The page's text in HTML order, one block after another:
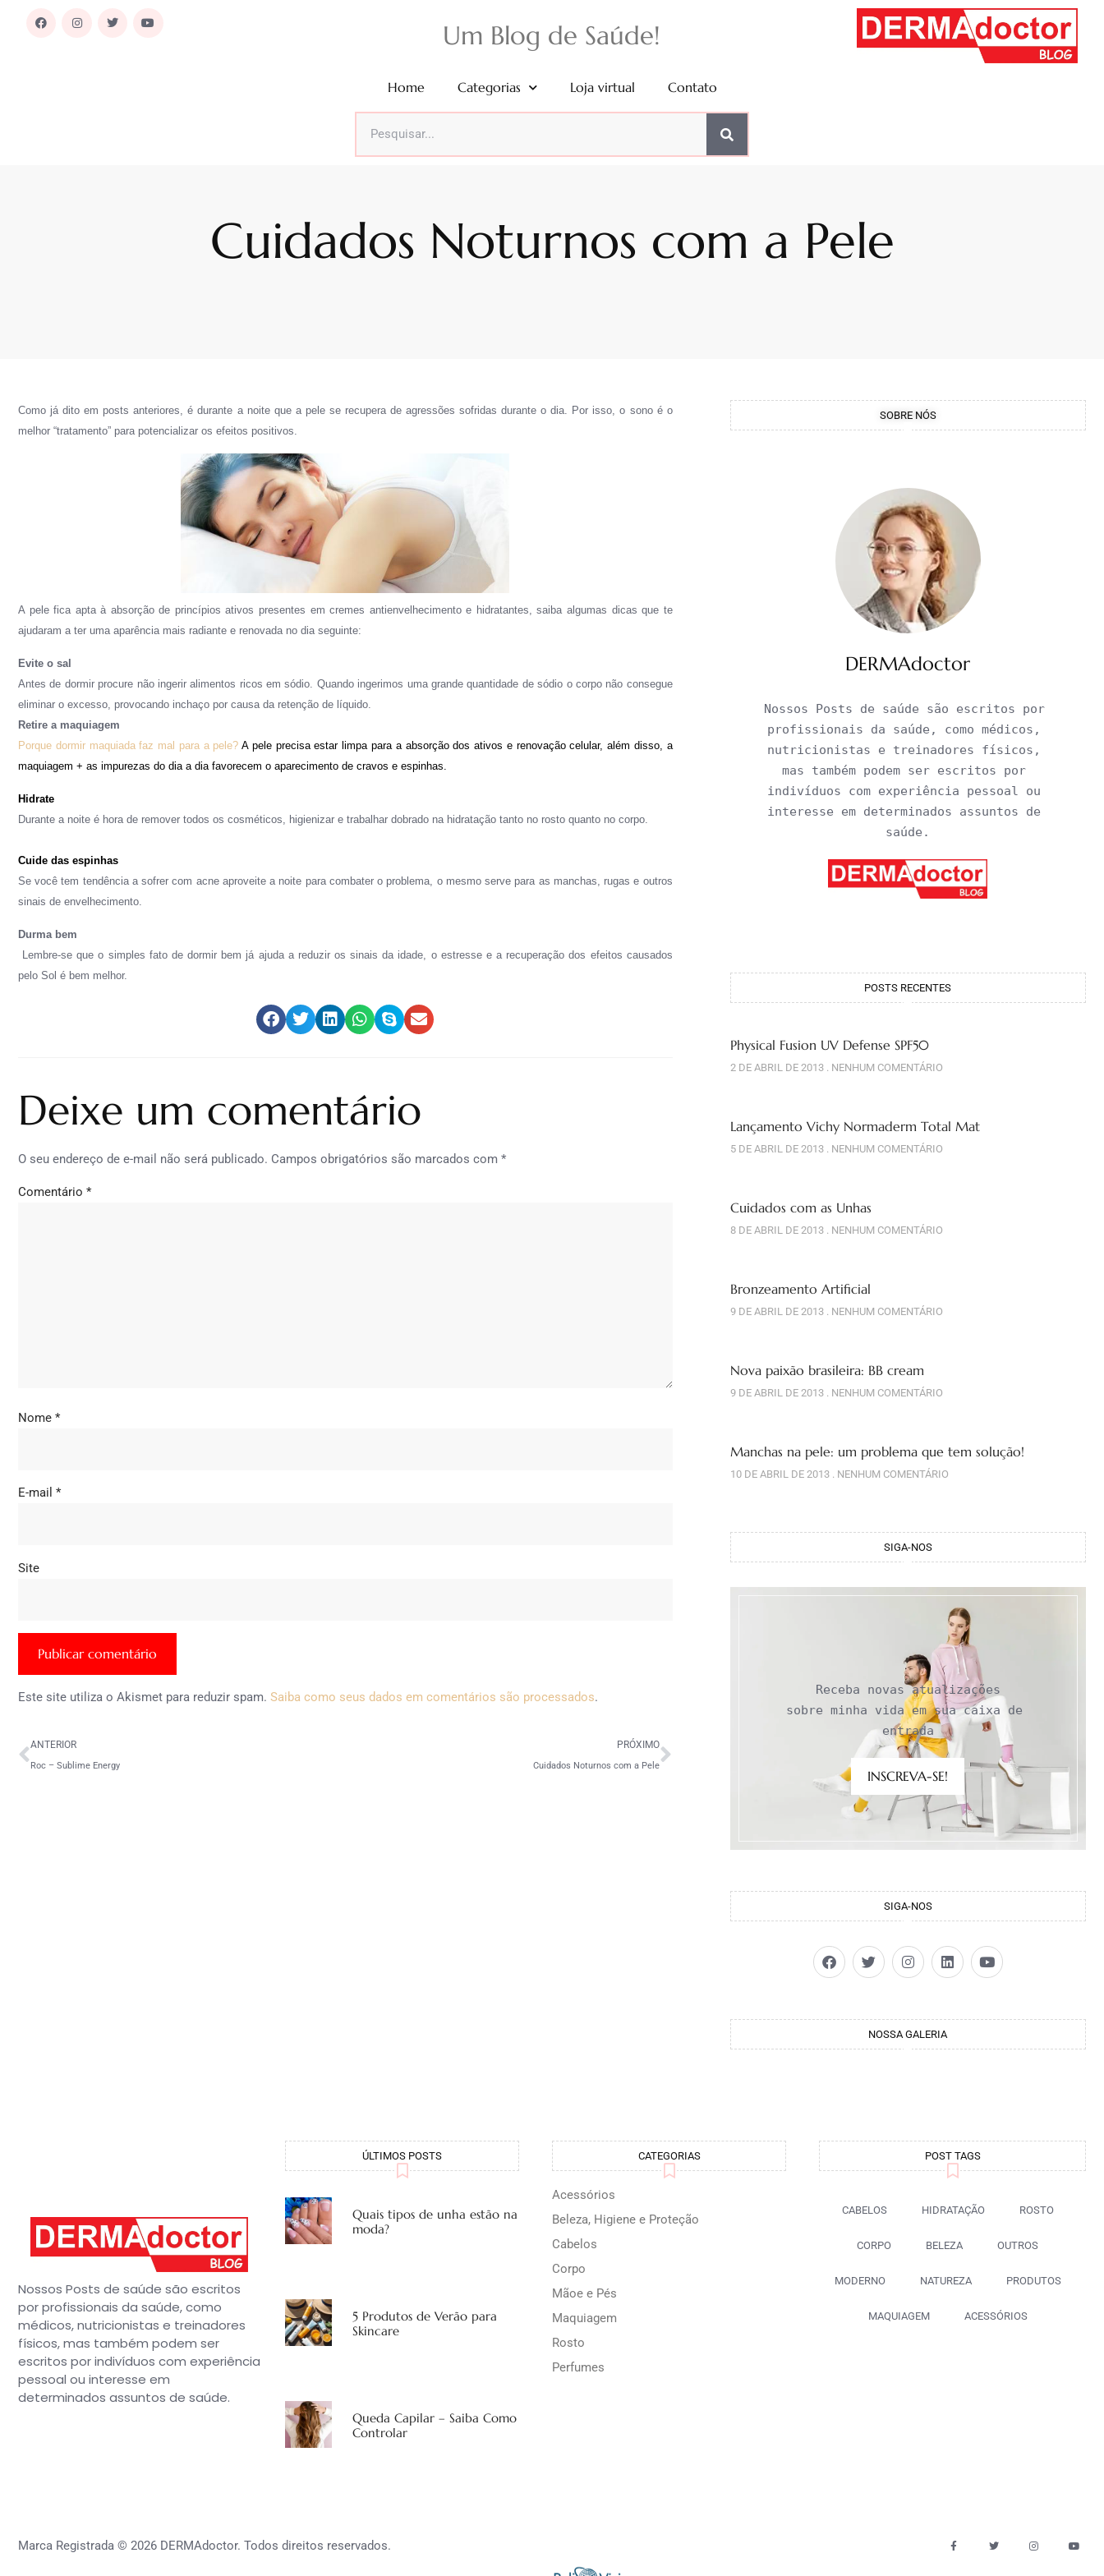
Um Blog de Saúde!
Home Categorias Loja virtual Contato
Cuidados Noturnos com a Pele
Como já dito em posts anteriores, é durante a noite que a pele se recupera de agressões sofridas durante o dia. Por isso, o sono é o
melhor “tratamento” para potencializar os efeitos positivos.
A pele fica apta à absorção de princípios ativos presentes em cremes antienvelhecimento e hidratantes, saiba algumas dicas que te
ajudaram a ter uma aparência mais radiante e renovada no dia seguinte:
Evite o sal
Antes de dormir procure não ingerir alimentos ricos em sódio. Quando ingerimos uma grande quantidade de sódio o corpo não consegue
eliminar o excesso, provocando inchaço por causa da retenção de líquido.
Retire a maquiagem
Porque dormir maquiada faz mal para a pele? A pele precisa estar limpa para a absorção dos ativos e renovação celular, além disso, a
maquiagem + as impurezas do dia a dia favorecem o aparecimento de cravos e espinhas.
Hidrate
Durante a noite é hora de remover todos os cosméticos, higienizar e trabalhar dobrado na hidratação tanto no rosto quanto no corpo.
Cuide das espinhas
Se você tem tendência a sofrer com acne aproveite a noite para combater o problema, o mesmo serve para as manchas, rugas e outros
sinais de envelhecimento.
Durma bem
Lembre-se que o simples fato de dormir bem já ajuda a reduzir os sinais da idade , o estresse e a recuperação dos efeitos causados
pelo Sol é bem melhor.
Deixe um comentário
O seu endereço de e-mail não será publicado. Campos obrigatórios são marcados com *
Comentário *
Nome *
E-mail *
Site
Este site utiliza o Akismet para reduzir spam. Saiba como seus dados em comentários são processados.
ANTERIOR
Roc – Sublime Energy
PRÓXIMO
Cuidados Noturnos com a Pele
SOBRE NÓS
DERMAdoctor
Nossos Posts de saúde são escritos por
profissionais da saúde, como médicos,
nutricionistas e treinadores físicos,
mas também podem ser escritos por
indivíduos com experiência pessoal ou
interesse em determinados assuntos de
saúde.
POSTS RECENTES
Physical Fusion UV Defense SPF50
2 DE ABRIL DE 2013 NENHUM COMENTÁRIO
Lançamento Vichy Normaderm Total Mat
5 DE ABRIL DE 2013 NENHUM COMENTÁRIO
Cuidados com as Unhas
8 DE ABRIL DE 2013 NENHUM COMENTÁRIO
Bronzeamento Artificial
9 DE ABRIL DE 2013 NENHUM COMENTÁRIO
Nova paixão brasileira: BB cream
9 DE ABRIL DE 2013 NENHUM COMENTÁRIO
Manchas na pele: um problema que tem solução!
10 DE ABRIL DE 2013 NENHUM COMENTÁRIO
SIGA-NOS
Receba novas atualizações
sobre minha vida em sua caixa de
entrada
INSCREVA-SE!
SIGA-NOS
NOSSA GALERIA
Nossos Posts de saúde são escritos
por profissionais da saúde, como
médicos, nutricionistas e treinadores
físicos, mas também podem ser
escritos por indivíduos com experiência
pessoal ou interesse em
determinados assuntos de saúde.
ÚLTIMOS POSTS
Quais tipos de unha estão na
moda?
5 Produtos de Verão para
Skincare
Queda Capilar – Saiba Como
Controlar
CATEGORIAS
Acessórios
Beleza, Higiene e Proteção
Cabelos
Corpo
Mãoe e Pés
Maquiagem
Rosto
Perfumes
POST TAGS
CABELOS HIDRATAÇÃO ROSTO
CORPO BELEZA OUTROS
MODERNO NATUREZA PRODUTOS
MAQUIAGEM ACESSÓRIOS
Marca Registrada © 2026 DERMAdoctor. Todos direitos reservados.